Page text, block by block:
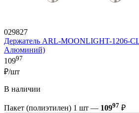
029827
Держатель ARL-MOONLIGHT-1206-
Алюминий)
10997
₽/шт
В наличии
Пакет (полиэтилен) 1 шт — 10997 ₽